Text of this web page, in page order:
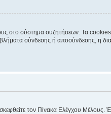
στο σύστημα συζητήσεων. Τα
σύνδεσης ή αποσύνδεσης, η
τον Πίνακα Ελέγχου Μέλους.